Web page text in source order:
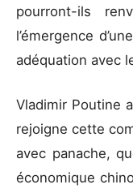
pourront-ils
l’émergence
adéquation avec
Vladimir Poutine
rejoigne cette
avec panache,
économique